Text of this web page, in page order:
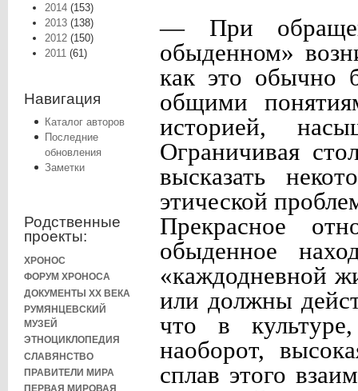
2014 (153)
2013 (138)
2012 (150)
2011 (61)
Навигация
Каталог авторов
Последние
обновления
Заметки
Родственные
проекты:
ХРОНОС
ФОРУМ ХРОНОСА
ДОКУМЕНТЫ XX ВЕКА
РУМЯНЦЕВСКИЙ
МУЗЕЙ
ЭТНОЦИКЛОПЕДИЯ
СЛАВЯНСТВО
ПРАВИТЕЛИ МИРА
ПЕРВАЯ МИРОВАЯ
— При
обыденном»
как это обычно
общими
историей,
Ограничивая
высказать
этической
Прекрасное
обыденное
«каждодневной
или должны
что в
наоборот,
сплав этого